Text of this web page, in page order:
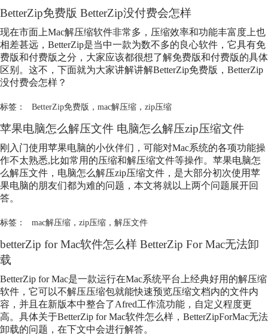
BetterZip免费版 BetterZip没付费会怎样
现在市面上Mac解压缩软件非常多，压缩效率和功能丰富度上也
相差甚远，BetterZip是当中一款为数不多的良心软件，它具有免
费版和付费版之分，大家应该都很想了解免费版和付费版的具体
区别。这不，下面就为大家讲解讲解BetterZip免费版，BetterZip
没付费会怎样？
标签： BetterZip免费版 ， mac解压缩， zip压缩
苹果电脑怎么解压文件 电脑怎么解压zip压缩文件
刚入门使用苹果电脑的小伙伴们，可能对Mac系统的各项功能操
作不太熟悉,比如常用的压缩和解压缩文件等操作。苹果电脑怎
么解压文件，电脑怎么解压zip压缩文件，是大部分初次使用苹
果电脑的朋友们都为难的问题，本文将就以上两个问题展开回
答。
标签： mac解压缩， zip压缩， 解压文件
betterZip for Mac软件怎么样 BetterZip For Mac无法卸
载
BetterZip for Mac是一款运行在Mac系统平台上经典好用的解压缩
软件，它可以不解压压缩包就能快速预览压缩文档内的文件内
容，并且在新版本中整合了Afred工作流功能，自定义程度更
高。具体关于BetterZip for Mac软件怎么样，BetterZipForMac无法
卸载的问题，在下文中会进行解答。